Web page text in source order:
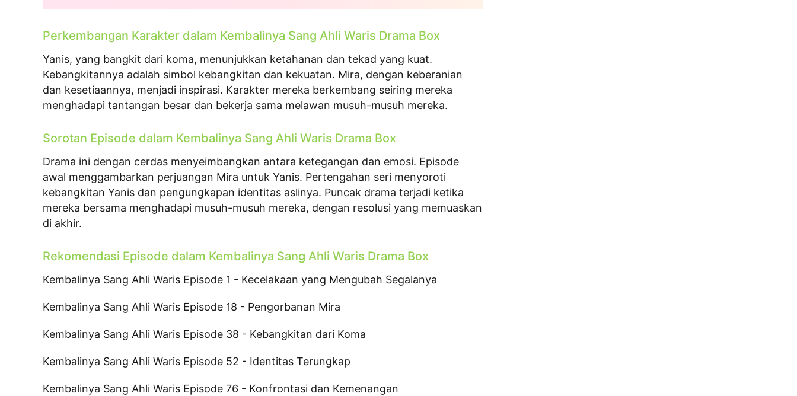
Perkembangan Karakter dalam Kembalinya Sang Ahli Waris Drama Box
Yanis, yang bangkit dari koma, menunjukkan ketahanan dan tekad yang kuat.
Kebangkitannya adalah simbol kebangkitan dan kekuatan. Mira, dengan keberanian
dan kesetiaannya, menjadi inspirasi. Karakter mereka berkembang seiring mereka
menghadapi tantangan besar dan bekerja sama melawan musuh-musuh mereka.
Sorotan Episode dalam Kembalinya Sang Ahli Waris Drama Box
Drama ini dengan cerdas menyeimbangkan antara ketegangan dan emosi. Episode
awal menggambarkan perjuangan Mira untuk Yanis. Pertengahan seri menyoroti
kebangkitan Yanis dan pengungkapan identitas aslinya. Puncak drama terjadi ketika
mereka bersama menghadapi musuh-musuh mereka, dengan resolusi yang memuaskan
di akhir.
Rekomendasi Episode dalam Kembalinya Sang Ahli Waris Drama Box
Kembalinya Sang Ahli Waris Episode 1 - Kecelakaan yang Mengubah Segalanya
Kembalinya Sang Ahli Waris Episode 18 - Pengorbanan Mira
Kembalinya Sang Ahli Waris Episode 38 - Kebangkitan dari Koma
Kembalinya Sang Ahli Waris Episode 52 - Identitas Terungkap
Kembalinya Sang Ahli Waris Episode 76 - Konfrontasi dan Kemenangan